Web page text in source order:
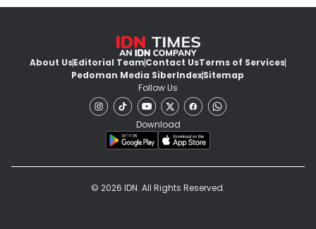
About UsEditorial TeamContact UsTerms of Services
Pedoman Media SiberIndexSitemap
Follow Us
Download
© 2026 IDN. All Rights Reserved.